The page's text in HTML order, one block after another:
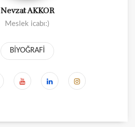
Nevzat AKKOR
Meslek icabı:)
BİYOĞRAFİ